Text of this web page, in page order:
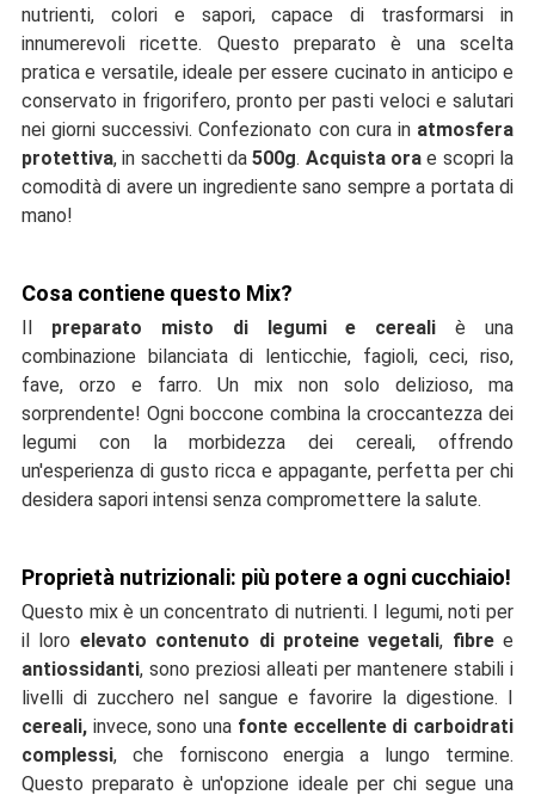
nutrienti, colori e sapori, capace di trasformarsi in
innumerevoli ricette. Questo preparato è una scelta
pratica e versatile, ideale per essere cucinato in anticipo e
conservato in frigorifero, pronto per pasti veloci e salutari
nei giorni successivi. Confezionato con cura in atmosfera
protettiva, in sacchetti da500g. Acquista ora e scopri la
comodità di avere un ingrediente sano sempre a portata di
mano!
Cosa contiene questo Mix?
preparato misto di legumi e cereali è una
combinazione bilanciata di lenticchie, fagioli, ceci, riso,
fave, orzo e farro. Un mix non solo delizioso, ma
sorprendente! Ogni boccone combina la croccantezza dei
legumi con la morbidezza dei cereali, offrendo
un'esperienza di gusto ricca e appagante, perfetta per chi
desidera sapori intensi senza compromettere la salute.
Proprietà nutrizionali: più potere a ogni cucchiaio!
Questo mix è un concentrato di nutrienti. I legumi, noti per
il loro elevato contenuto di proteine vegetali, fibree
antiossidanti, sono preziosi alleati per mantenere stabili i
livelli di zucchero nel sangue e favorire la digestione. I
cereali, invece, sono una fonte eccellente di carboidrati
complessi, che forniscono energia a lungo termine.
Questo preparato è un'opzione ideale per chi segue una